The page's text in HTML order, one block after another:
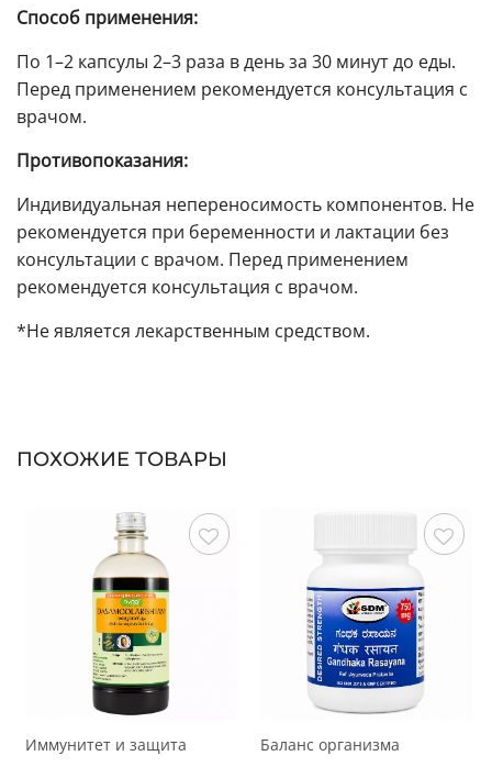
Способ применения:
По 1–2 капсулы 2–3 раза в день за 30 минут до еды.
Перед применением рекомендуется консультация с
врачом.
Противопоказания:
Индивидуальная непереносимость компонентов. Не
рекомендуется при беременности и лактации без
консультации с врачом. Перед применением
рекомендуется консультация с врачом.
*Не является лекарственным средством.
ПОХОЖИЕ ТОВАРЫ
Сохранить
Иммунитет и защита Баланс организма